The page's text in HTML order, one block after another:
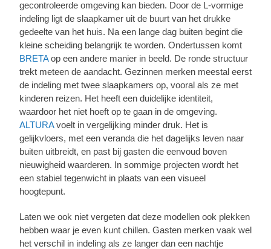
gecontroleerde omgeving kan bieden. Door de L-vormige
indeling ligt de slaapkamer uit de buurt van het drukke
gedeelte van het huis. Na een lange dag buiten begint die
kleine scheiding belangrijk te worden. Ondertussen komt
BRETAop een andere manier in beeld. De ronde structuur
trekt meteen de aandacht. Gezinnen merken meestal eerst
de indeling met twee slaapkamers op, vooral als ze met
kinderen reizen. Het heeft een duidelijke identiteit,
waardoor het niet hoeft op te gaan in de omgeving.
ALTURAvoelt in vergelijking minder druk. Het is
gelijkvloers, met een veranda die het dagelijks leven naar
buiten uitbreidt, en past bij gasten die eenvoud boven
nieuwigheid waarderen. In sommige projecten wordt het
een stabiel tegenwicht in plaats van een visueel
hoogtepunt.
Laten we ook niet vergeten dat deze modellen ook plekken
hebben waar je even kunt chillen. Gasten merken vaak wel
het verschil in indeling als ze langer dan een nachtje